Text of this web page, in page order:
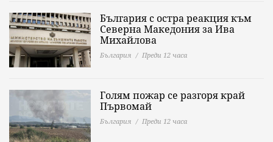
България с остра реакция към
Северна Македония за Ива
Михайлова
България Преди 12 часа
Голям пожар се разгоря край
Първомай
България Преди 12 часа